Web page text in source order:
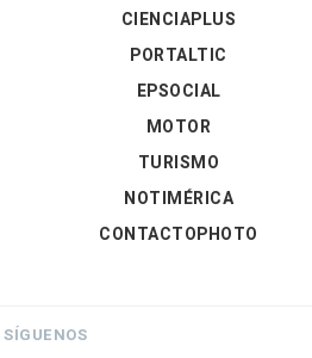
CIENCIAPLUS
PORTALTIC
EPSOCIAL
MOTOR
TURISMO
NOTIMÉRICA
CONTACTOPHOTO
SÍGUENOS